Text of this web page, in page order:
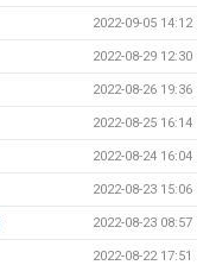
2022-09-05 14:12
2022-08-29 12:30
2022-08-26 19:36
2022-08-25 16:14
2022-08-24 16:04
2022-08-23 15:06
2022-08-23 08:57
2022-08-22 17:51